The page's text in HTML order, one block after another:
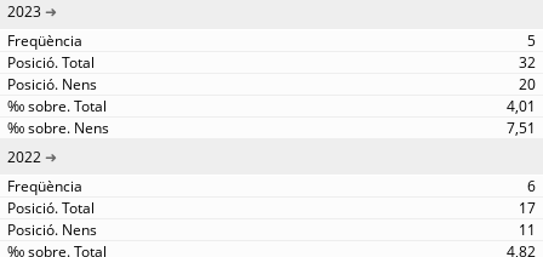
2023
5
32
20
4,01
7,51
2022
6
17
11
4,82